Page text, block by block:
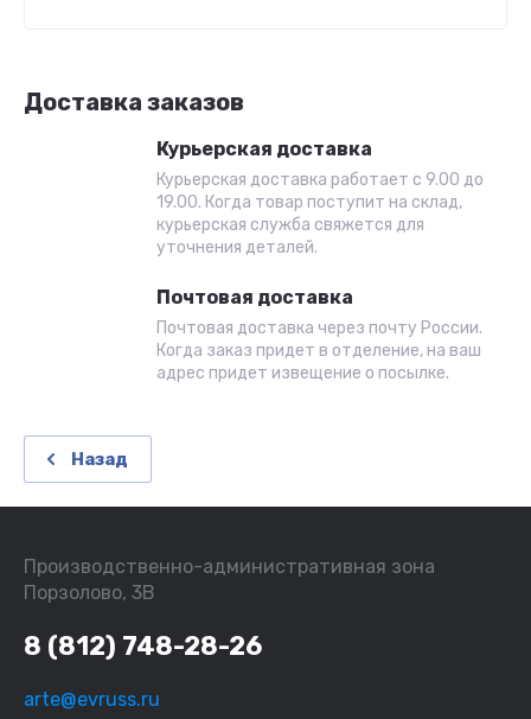
Доставка заказов
Курьерская доставка
Курьерская доставка работает с 9.00 до
19.00. Когда товар поступит на склад,
курьерская служба свяжется для
уточнения деталей.
Почтовая доставка
Почтовая доставка через почту России.
Когда заказ придет в отделение, на ваш
адрес придет извещение о посылке.
Назад
Производственно-административная зона
Порзолово, 3В
8 (812) 748-28-26
arte@evruss.ru